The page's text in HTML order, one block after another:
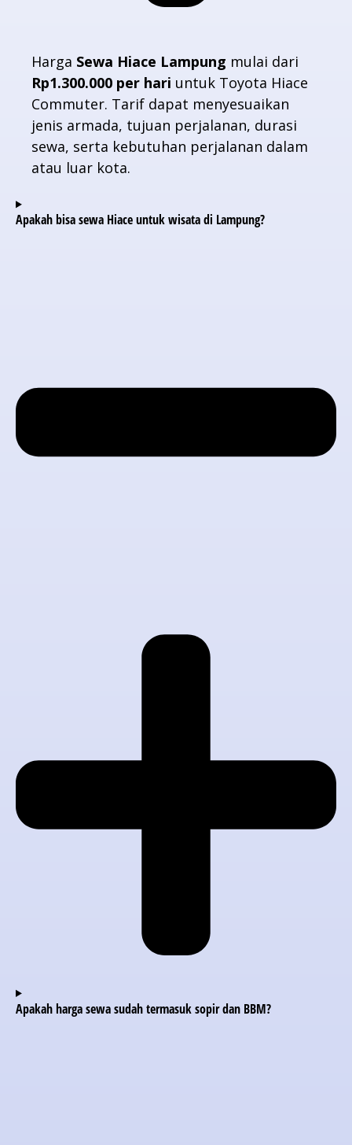
Harga Sewa Hiace Lampung mulai dari
Rp1.300.000 per hari untuk Toyota Hiace
Commuter. Tarif dapat menyesuaikan
jenis armada, tujuan perjalanan, durasi
sewa, serta kebutuhan perjalanan dalam
atau luar kota.
Apakah bisa sewa Hiace untuk wisata di Lampung?
Apakah harga sewa sudah termasuk sopir dan BBM?